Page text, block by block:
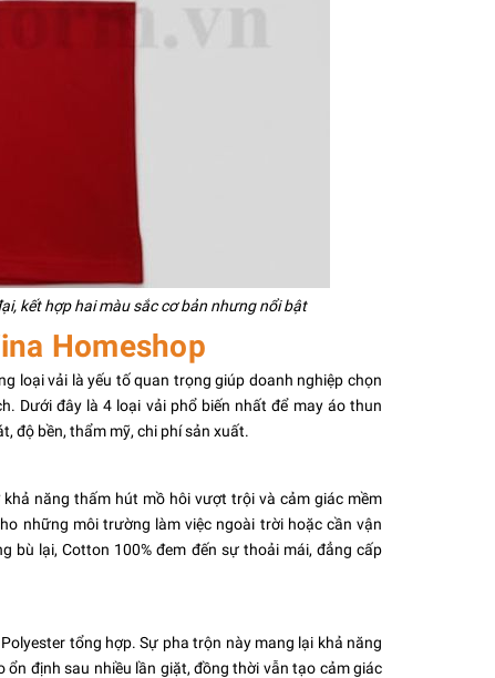
kết hợp hai màu sắc cơ bản nhưng nổi bật
Homeshop
loại vải là yếu tố quan trọng giúp doanh nghiệp chọn
Dưới đây là 4 loại vải phổ biến nhất để may áo thun
độ bền, thẩm mỹ, chi phí sản xuất.
năng thấm hút mồ hôi vượt trội và cảm giác mềm
những môi trường làm việc ngoài trời hoặc cần vận
bù lại, Cotton 100% đem đến sự thoải mái, đẳng cấp
tổng hợp. Sự pha trộn này mang lại khả năng
định sau nhiều lần giặt, đồng thời vẫn tạo cảm giác